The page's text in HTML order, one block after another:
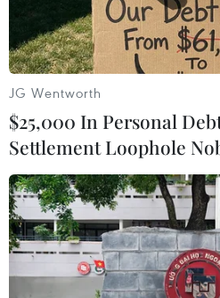
Tên lửa đẩy Trường Chinh 2D
Trung tâm Phóng vệ tinh Thái
JG Wentworth
$25,000 In Personal
Settlement Loophole